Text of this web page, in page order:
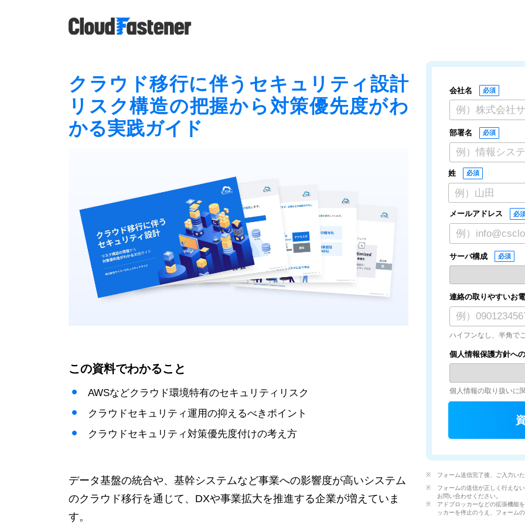
クラウド移行に伴うセキュリティ設計
リスク構造の把握から対策優先度がわ
かる実践ガイド
この資料でわかること
AWSなどクラウド環境特有のセキュリティリスク
クラウドセキュリティ運用の抑えるべきポイント
クラウドセキュリティ対策優先度付けの考え方
データ基盤の統合や、基幹システムなど事業への影響度が高いシステム
のクラウド移行を通じて、DXや事業拡大を推進する企業が増えていま
す。
会社名
部署名
姓
メールアドレス
サーバ構成
連絡の取りやすいお
ハイフンなし、半角で
個人情報保護方針へ
個人情報の取り扱いに
※
フォーム送信完了後、ご入力い
※
フォームの送信が正しく行えな
お問い合わせください。
※
アドブロッカーなどの拡張機能
ッカーを停止のうえ、フォーム